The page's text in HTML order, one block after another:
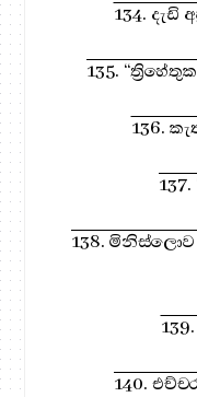
134. දැඩි
135.
136.
138.
140.